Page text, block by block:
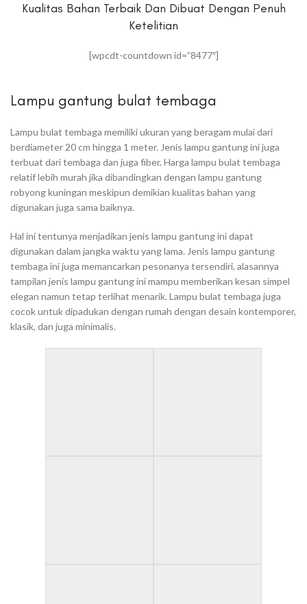
Kualitas Bahan Terbaik Dan Dibuat Dengan Penuh
Ketelitian
[wpcdt-countdown id=”8477″]
Lampu gantung bulat tembaga
Lampu bulat tembaga memiliki ukuran yang beragam mulai dari
berdiameter 20 cm hingga 1 meter. Jenis lampu gantung ini juga
terbuat dari tembaga dan juga fiber. Harga lampu bulat tembaga
relatif lebih murah jika dibandingkan dengan lampu gantung
robyong kuningan meskipun demikian kualitas bahan yang
digunakan juga sama baiknya.
Hal ini tentunya menjadikan jenis lampu gantung ini dapat
digunakan dalam jangka waktu yang lama. Jenis lampu gantung
tembaga ini juga memancarkan pesonanya tersendiri, alasannya
tampilan jenis lampu gantung ini mampu memberikan kesan simpel
elegan namun tetap terlihat menarik. Lampu bulat tembaga juga
cocok untuk dipadukan dengan rumah dengan desain kontemporer,
klasik, dan juga minimalis.